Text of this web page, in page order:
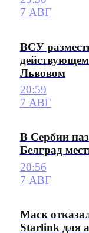
7 АВГ
ВСУ
Львовом
20:59
7 АВГ
В Сербии
Белград
20:56
7 АВГ
Маск
Starlink для